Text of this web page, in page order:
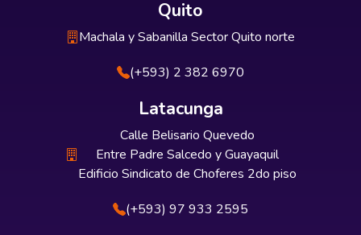
Quito
Machala y Sabanilla Sector Quito norte
(+593) 2 382 6970
Latacunga
Calle Belisario Quevedo
Entre Padre Salcedo y Guayaquil
Edificio Sindicato de Choferes 2do piso
(+593) 97 933 2595